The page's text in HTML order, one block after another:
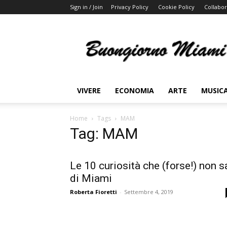
Sign in / Join Privacy Policy Cookie Policy
Miami
VIVERE ECONOMIA ARTE
Home Tags MAM
Tag: MAM
Le 10 curiosità che (forse!) non
di Miami
Roberta Fioretti - Settembre 4, 2019